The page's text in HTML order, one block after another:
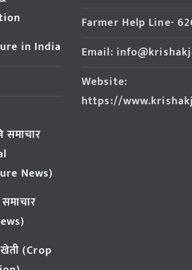
in India
समाचार
News)
(Crop
Farmer Help Line-
Email:
Website:
https://